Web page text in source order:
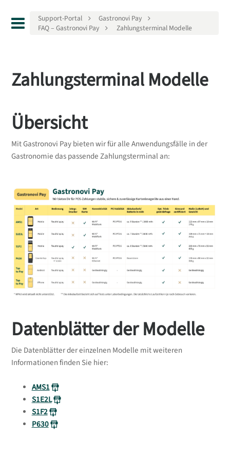
Support-Portal
Gastronovi Pay
FAQ – Gastronovi Pay
Zahlungsterminal Modelle
Zahlungsterminal Modelle
Übersicht
Mit Gastronovi Pay bieten wir für alle Anwendungsfälle in der
Gastronomie das passende Zahlungsterminal an:
Datenblätter der Modelle
Die Datenblätter der einzelnen Modelle mit weiteren
Informationen finden Sie hier:
AMS1
S1E2L
S1F2
P630